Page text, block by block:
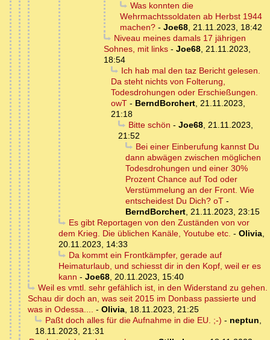
Was konnten die
Wehrmachtssoldaten ab Herbst 1944
machen? - Joe68, 21.11.2023, 18:42
Niveau meines damals 17 jährigen
Sohnes, mit links - Joe68, 21.11.2023,
18:54
Ich hab mal den taz Bericht gelesen.
Da steht nichts von Folterung,
Todesdrohungen oder Erschießungen.
owT - BerndBorchert, 21.11.2023,
21:18
Bitte schön - Joe68, 21.11.2023,
21:52
Bei einer Einberufung kannst Du
dann abwägen zwischen möglichen
Todesdrohungen und einer 30%
Prozent Chance auf Tod oder
Verstümmelung an der Front. Wie
entscheidest Du Dich? oT -
BerndBorchert, 21.11.2023, 23:15
Es gibt Reportagen von den Zuständen von vor
dem Krieg. Die üblichen Kanäle, Youtube etc. - Olivia,
20.11.2023, 14:33
Da kommt ein Frontkämpfer, gerade auf
Heimaturlaub, und schiesst dir in den Kopf, weil er es
kann - Joe68, 20.11.2023, 15:40
Weil es vmtl. sehr gefählich ist, in den Widerstand zu gehen.
Schau dir doch an, was seit 2015 im Donbass passierte und
was in Odessa.... - Olivia, 18.11.2023, 21:25
Paßt doch alles für die Aufnahme in die EU. ;-) - neptun,
18.11.2023, 21:31